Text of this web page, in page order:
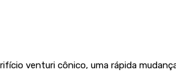
venturi cônico, uma rápida